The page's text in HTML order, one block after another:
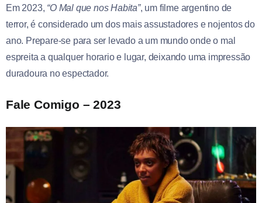
Em 2023, “O Mal que nos Habita”, um filme argentino de
terror, é considerado um dos mais assustadores e nojentos do
ano. Prepare-se para ser levado a um mundo onde o mal
espreita a qualquer horario e lugar, deixando uma impressão
duradoura no espectador.
Fale Comigo – 2023